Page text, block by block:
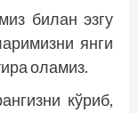
билан эзгу
янги
оламиз.
кўриб,